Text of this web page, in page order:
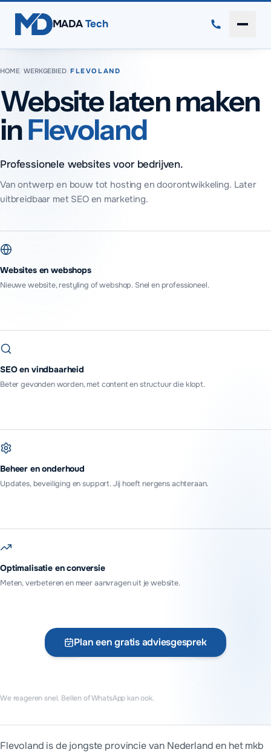
MADA Tech
HOME/WERKGEBIED/FLEVOLAND
Website laten maken
inFlevoland
Professionele websites voor bedrijven.
Van ontwerp en bouw tot hosting en doorontwikkeling. Later
uitbreidbaar met SEO en marketing.
Websites en webshops
Nieuwe website, restyling of webshop. Snel en professioneel.
SEO en vindbaarheid
Beter gevonden worden, met content en structuur die klopt.
Beheer en onderhoud
Updates, beveiliging en support. Jij hoeft nergens achteraan.
Optimalisatie en conversie
Meten, verbeteren en meer aanvragen uit je website.
Plan een gratis adviesgesprek
We reageren snel. Bellen of WhatsApp kan ook.
MADA Tech bouwt websites voor bedrijven en organisaties
Flevoland is de jongste provincie van Nederland en het mkb